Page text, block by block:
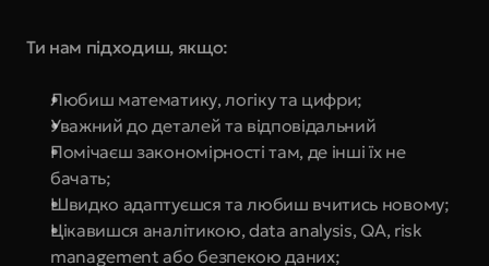
Ти нам підходиш, якщо:
Любиш математику, логіку та цифри;
Уважний до деталей та відповідальний
Помічаєш закономірності там, де інші їх не
бачать;
Швидко адаптуєшся та любиш вчитись новому;
Цікавишся аналітикою, data analysis, QA, risk
management або безпекою даних;